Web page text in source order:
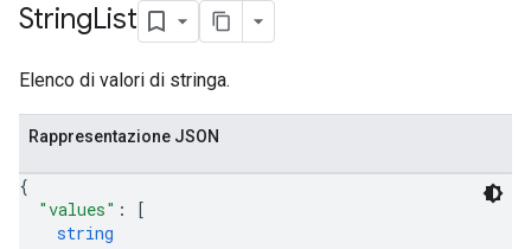
StringList
Elenco di valori di stringa.
Rappresentazione JSON
{
"values" :
[
string